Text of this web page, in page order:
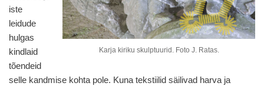
Karja kiriku skulptuurid. Foto J. Ratas.
iste
leidude
hulgas
kindlaid
tõendeid
selle kandmise kohta pole. Kuna tekstiilid säilivad harva ja